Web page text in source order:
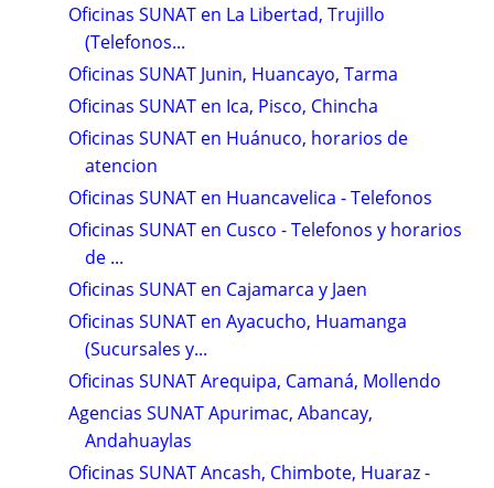
Oficinas SUNAT en La Libertad, Trujillo
(Telefonos...
Oficinas SUNAT Junin, Huancayo, Tarma
Oficinas SUNAT en Ica, Pisco, Chincha
Oficinas SUNAT en Huánuco, horarios de
atencion
Oficinas SUNAT en Huancavelica - Telefonos
Oficinas SUNAT en Cusco - Telefonos y horarios
de ...
Oficinas SUNAT en Cajamarca y Jaen
Oficinas SUNAT en Ayacucho, Huamanga
(Sucursales y...
Oficinas SUNAT Arequipa, Camaná, Mollendo
Agencias SUNAT Apurimac, Abancay,
Andahuaylas
Oficinas SUNAT Ancash, Chimbote, Huaraz -